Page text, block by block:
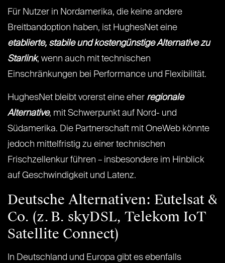
Für Nutzer in Nordamerika, die keine andere
Breitbandoption haben, ist HughesNet eine
etablierte, stabile und kostengünstige Alternative zu
Starlink, wenn auch mit technischen
Einschränkungen bei Performance und Flexibilität.
HughesNet bleibt vorerst eine eher regionale
Alternative, mit Schwerpunkt auf Nord- und
Südamerika. Die Partnerschaft mit OneWeb könnte
jedoch mittelfristig zu einer technischen
Frischzellenkur führen – insbesondere im Hinblick
auf Geschwindigkeit und Latenz.
Deutsche Alternativen: Eutelsat &
Co. (z. B. skyDSL, Telekom IoT
Satellite Connect)
In Deutschland und Europa gibt es ebenfalls